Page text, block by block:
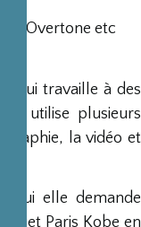
Overtone etc
qui travaille à des
utilise plusieurs
la vidéo et
à qui elle demande
Paris Kobe en